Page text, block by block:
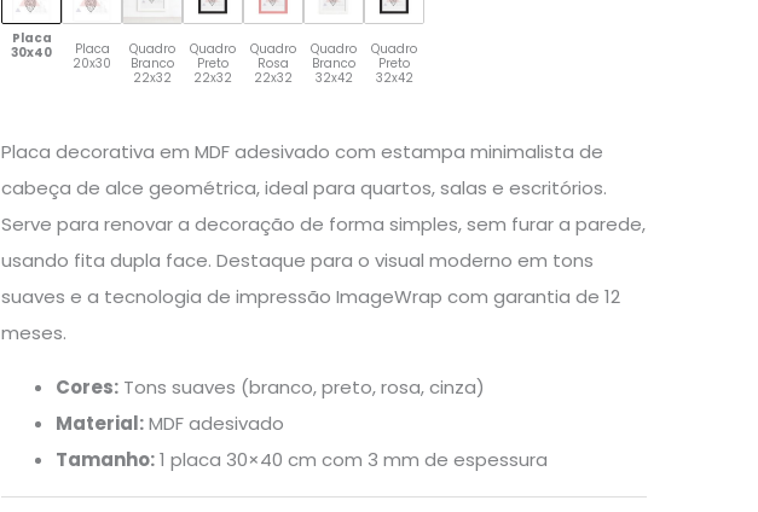
Placa
30x40
Placa
20x30
Quadro
Branco
22x32
Quadro
Preto
22x32
Quadro
Rosa
22x32
Quadro
Branco
32x42
Quadro
Preto
32x42
Placa decorativa em MDF adesivado com estampa minimalista de
cabeça de alce geométrica, ideal para quartos, salas e escritórios.
Serve para renovar a decoração de forma simples, sem furar a parede,
usando fita dupla face. Destaque para o visual moderno em tons
suaves e a tecnologia de impressão ImageWrap com garantia de 12
meses.
Cores: Tons suaves (branco, preto, rosa, cinza)
Material:MDF adesivado
Tamanho:1 placa 30×40 cm com 3 mm de espessura